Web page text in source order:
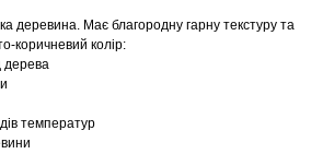
деревина. Має благородну гарну текстуру та
коричневий колір:
дерева
температур